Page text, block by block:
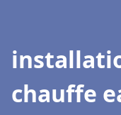
chauffe